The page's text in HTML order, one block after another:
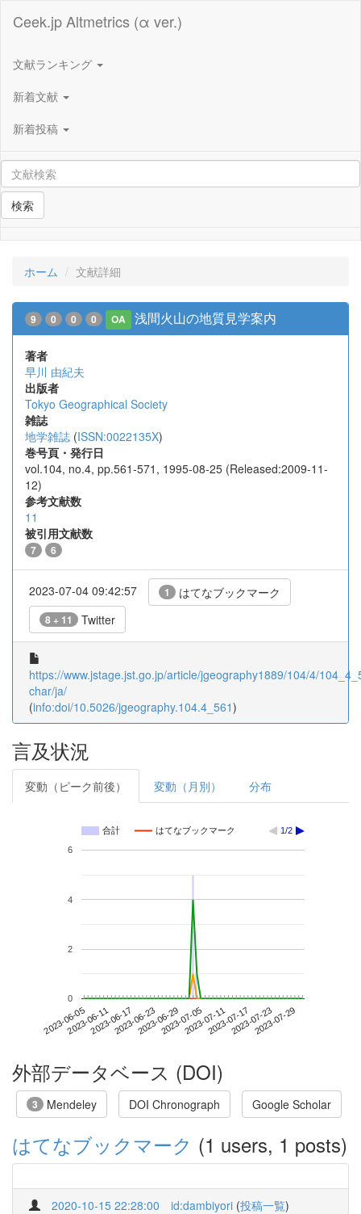
Ceek.jp Altmetrics (α ver.)
文献ランキング
新着文献
新着投稿
検索
ホーム 文献詳細
9 0 0 0 OA 浅間火山の地質見学案内
著者
早川 由紀夫
出版者
Tokyo Geographical Society
雑誌
地学雑誌 (ISSN:0022135X)
巻号頁・発行日
vol.104, no.4, pp.561-571, 1995-08-25 (Released:2009-11-
12)
参考文献数
11
被引用文献数
7 6
2023-07-04 09:42:57 1 はてなブックマーク
8 + 11 Twitter
https://www.jstage.jst.go.jp/article/jgeography1889/104/4/
char/ja/
(info:doi/10.5026/jgeography.104.4_561)
言及状況
変動（ピーク前後） 変動（月別） 分布
合計 はてなブックマーク 1/2
2023-06-052023-06-112023-06-172023-06-232023-06-292023-07-052023-07-112023-07-172023-07-232023-07-29
0
2
4
6
外部データベース (DOI)
3 Mendeley DOI Chronograph Google Scholar
はてなブックマーク (1 users, 1 posts)
2020-10-15 22:28:00 id:dambiyori (投稿一覧)